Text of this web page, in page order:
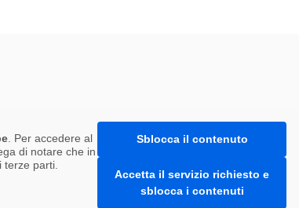
. Per accedere al
di notare che in
terze parti.
Sblocca il contenuto
Accetta il servizio richiesto e
sblocca i contenuti